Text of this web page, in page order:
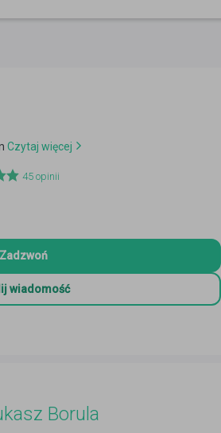
Czytaj więcej
45 opinii
Zadzwoń
wiadomość
Borula